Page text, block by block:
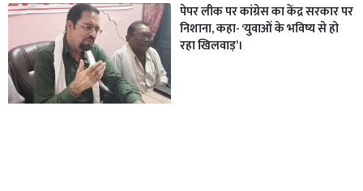
पेपर लीक पर कांग्रेस का केंद्र सरकार पर
निशाना, कहा- ‘युवाओं के भविष्य से हो
रहा खिलवाड़’।